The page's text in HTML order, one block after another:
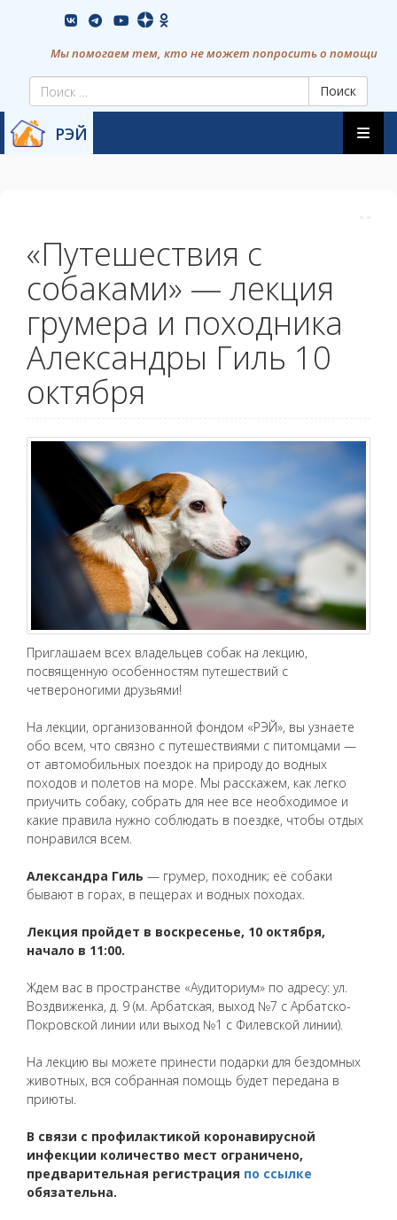
vkontakte youtube
Мы помогаем тем, кто не может попросить о помощи
Поиск
РЭЙ
content
«Путешествия с
собаками» — лекция
грумера и походника
Александры Гиль 10
октября
Приглашаем всех владельцев собак на лекцию,
посвященную особенностям путешествий с
четвероногими друзьями!
На лекции, организованной фондом «РЭЙ», вы узнаете
обо всем, что связно с путешествиями с питомцами —
от автомобильных поездок на природу до водных
походов и полетов на море. Мы расскажем, как легко
приучить собаку, собрать для нее все необходимое и
какие правила нужно соблюдать в поездке, чтобы отдых
понравился всем.
Александра Гиль — грумер, походник; её собаки
бывают в горах, в пещерах и водных походах.
Лекция пройдет в воскресенье, 10 октября,
начало в 11:00.
Ждем вас в пространстве «Аудиториум» по адресу: ул.
Воздвиженка, д. 9 (м. Арбатская, выход №7 с Арбатско-
Покровской линии или выход №1 с Филевской линии).
На лекцию вы можете принести подарки для бездомных
животных, вся собранная помощь будет передана в
приюты.
В связи с профилактикой коронавирусной
инфекции количество мест ограничено,
предварительная регистрация по ссылке
обязательна.